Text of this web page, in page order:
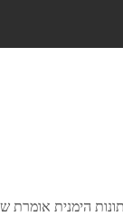
הימנית